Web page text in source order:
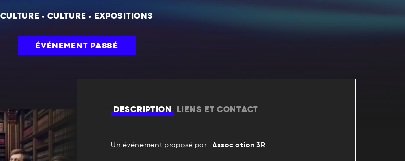
CULTURE • CULTURE • EXPOSITIONS
ÉVÉNEMENT PASSÉ
DESCRIPTION LIENS ET CONTACT
Un événement proposé par : Association 3R